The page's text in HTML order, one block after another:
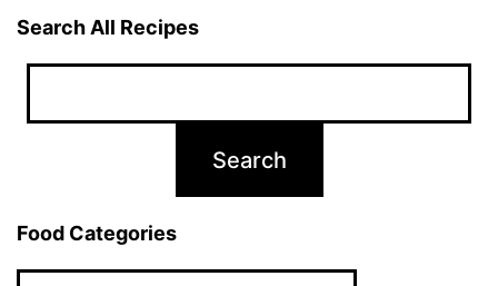
Search All Recipes
Food Categories